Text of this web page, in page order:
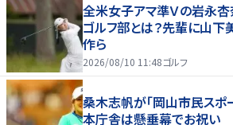
全米女子アマ準Ｖの岩永
ゴルフ部とは？先輩に山下
作ら
2026/08/10 11:48ゴルフ
桑木志帆が「岡山市民スポ
本庁舎は懸垂幕でお祝い